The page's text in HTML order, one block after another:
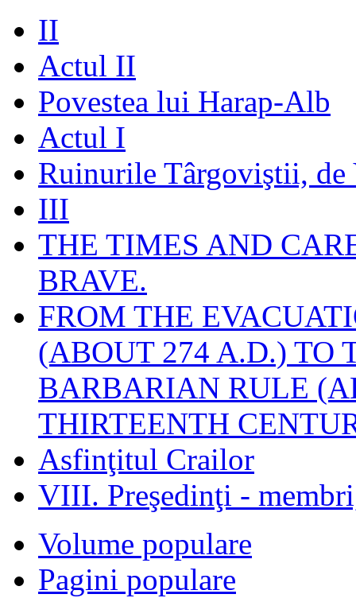
II
Actul II
Povestea lui Harap-Alb
Actul I
Ruinurile Târgoviştii, de
III
THE TIMES AND
BRAVE.
FROM THE
(ABOUT 274 A.D.) TO
BARBARIAN RULE
THIRTEENTH
Asfinţitul Crailor
VIII. Preşedinţi -
Volume populare
Pagini populare